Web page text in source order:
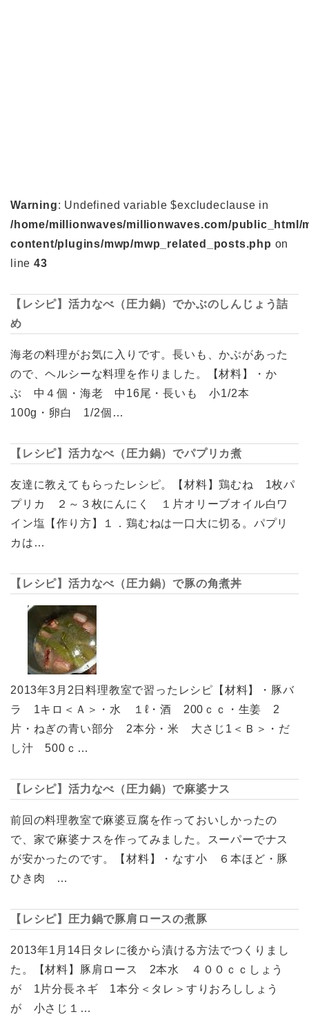
Warning: Undefined variable $excludeclause in
/home/millionwaves/millionwaves.com/public_html/
content/plugins/mwp/mwp_related_posts.php on
line 43
【レシピ】活力なべ（圧力鍋）でかぶのしんじょう詰
め
海老の料理がお気に入りです。長いも、かぶがあった
ので、ヘルシーな料理を作りました。【材料】・か
ぶ 中４個・海老 中16尾・長いも 小1/2本
100g・卵白 1/2個…
【レシピ】活力なべ（圧力鍋）でパプリカ煮
友達に教えてもらったレシピ。【材料】鶏むね 1枚パ
プリカ ２～３枚にんにく １片オリーブオイル白ワ
イン塩【作り方】１．鶏むねは一口大に切る。パプリ
カは…
【レシピ】活力なべ（圧力鍋）で豚の角煮丼
2013年3月2日料理教室で習ったレシピ【材料】・豚バ
ラ 1キロ＜Ａ＞・水 １ℓ・酒 200ｃｃ・生姜 2
片・ねぎの青い部分 2本分・米 大さじ1＜Ｂ＞・だ
し汁 500ｃ…
【レシピ】活力なべ（圧力鍋）で麻婆ナス
前回の料理教室で麻婆豆腐を作っておいしかったの
で、家で麻婆ナスを作ってみました。スーパーでナス
が安かったのです。【材料】・なす小 ６本ほど・豚
ひき肉 …
【レシピ】圧力鍋で豚肩ロースの煮豚
2013年1月14日タレに後から漬ける方法でつくりまし
た。【材料】豚肩ロース 2本水 ４００ｃｃしょう
が 1片分長ネギ 1本分＜タレ＞すりおろししょう
が 小さじ１…